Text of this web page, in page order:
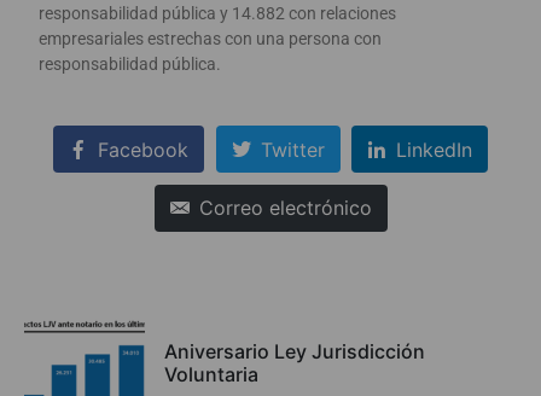
responsabilidad pública y 14.882 con relaciones
empresariales estrechas con una persona con
responsabilidad pública.
Facebook Twitter LinkedIn
Correo electrónico
Aniversario Ley Jurisdicción
Voluntaria